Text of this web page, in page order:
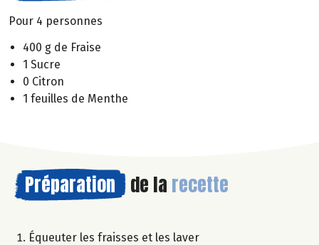
Pour 4 personnes
400 g de Fraise
1 Sucre
0 Citron
1 feuilles de Menthe
Préparation de la recette
Équeuter les fraisses et les laver